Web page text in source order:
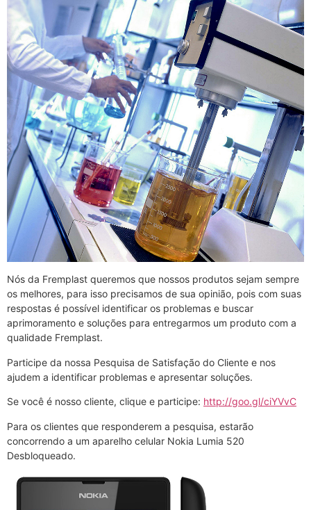
Nós da Fremplast queremos que nossos produtos sejam sempre
os melhores, para isso precisamos de sua opinião, pois com suas
respostas é possível identificar os problemas e buscar
aprimoramento e soluções para entregarmos um produto com a
qualidade Fremplast.
Participe da nossa Pesquisa de Satisfação do Cliente e nos
ajudem a identificar problemas e apresentar soluções.
Se você é nosso cliente, clique e participe: http://goo.gl/ciYVvC
Para os clientes que responderem a pesquisa, estarão
concorrendo a um aparelho celular Nokia Lumia 520
Desbloqueado.